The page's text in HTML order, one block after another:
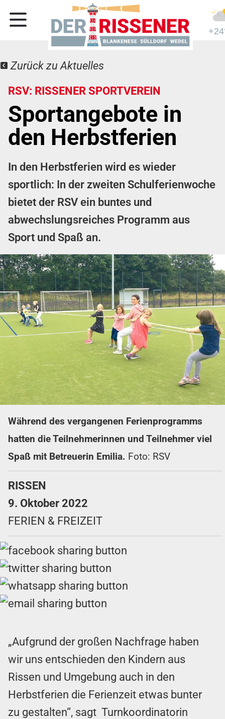
Zurück zu Aktuelles
RSV: RISSENER SPORTVEREIN
Sportangebote in
den Herbstferien
In den Herbstferien wird es wieder
sportlich: In der zweiten Schulferienwoche
bietet der RSV ein buntes und
abwechslungsreiches Programm aus
Sport und Spaß an.
Während des vergangenen Ferienprogramms
hatten die Teilnehmerinnen und Teilnehmer viel
Spaß mit Betreuerin Emilia. Foto: RSV
RISSEN
9. Oktober 2022
FERIEN & FREIZEIT
„Aufgrund der großen Nachfrage haben
wir uns entschieden den Kindern aus
Rissen und Umgebung auch in den
Herbstferien die Ferienzeit etwas bunter
zu gestalten“, sagt Turnkoordinatorin